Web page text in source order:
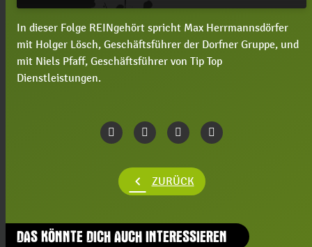
play_arrow #1 REINgehört mit Holger Lösch und Niels Pfaff
00:00
In dieser Folge REINgehört spricht Max Herrmannsdörfer
mit Holger Lösch, Geschäftsführer der Dorfner Gruppe, und
mit Niels Pfaff, Geschäftsführer von Tip Top
Dienstleistungen.
chevron_left ZURÜCK
DAS KÖNNTE DICH AUCH INTERESSIEREN